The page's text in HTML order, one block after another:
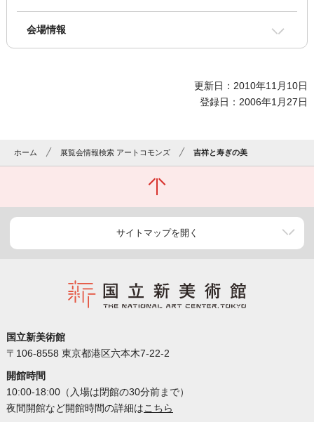
会場情報
更新日：2010年11月10日
登録日：2006年1月27日
ホーム 展覧会情報検索 アートコモンズ 吉祥と寿ぎの美
サイトマップを開く
国立新美術館
〒106-8558 東京都港区六本木7-22-2
開館時間
10:00-18:00（入場は閉館の30分前まで）
夜間開館など開館時間の詳細はこちら